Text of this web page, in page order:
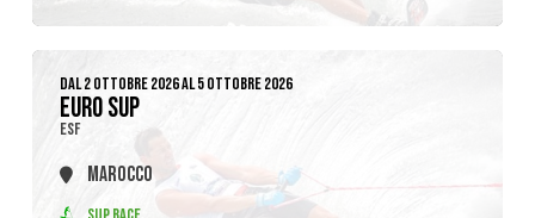
DAL 2 OTTOBRE 2026 AL 5 OTTOBRE 2026
EURO SUP
ESF
MAROCCO